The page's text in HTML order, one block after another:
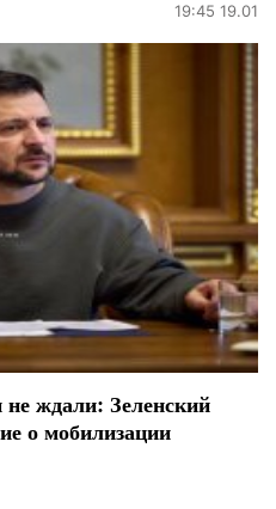
19:45 19.01
ждали: Зеленский
о мобилизации